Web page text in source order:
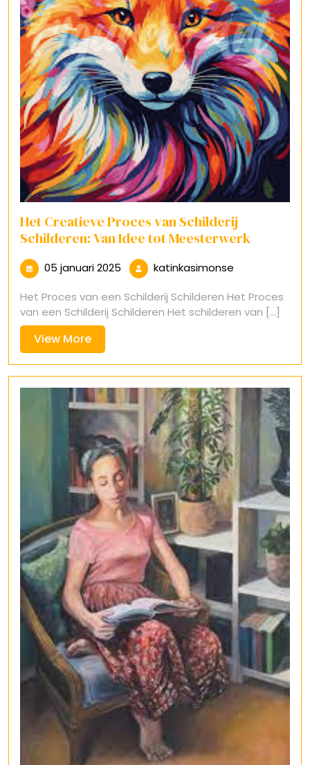
Het Creatieve Proces van Schilderij
Schilderen: Van Idee tot Meesterwerk
05 januari 2025 05
januari
2025
katinkasimonse
Het Proces van een Schilderij Schilderen Het Proces
van een Schilderij Schilderen Het schilderen van [...]
View MoreView
More